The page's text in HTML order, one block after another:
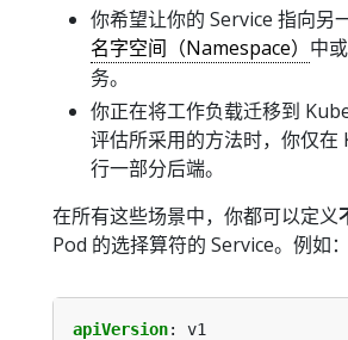
你希望让你的 Service 指向另
名字空间（Namespace） 中
务。
你正在将工作负载迁移到
评估所采用的方法时，你仅
行一部分后端。
在所有这些场景中，你都可以定义
Pod 的选择算符的 Service。例如：
apiVersion:
v1